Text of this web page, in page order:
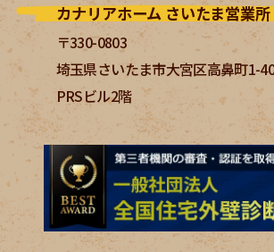
カナリアホーム さいたま営業所
〒330-0803
埼玉県さいたま市大宮区高鼻町1-
PRSビル2階